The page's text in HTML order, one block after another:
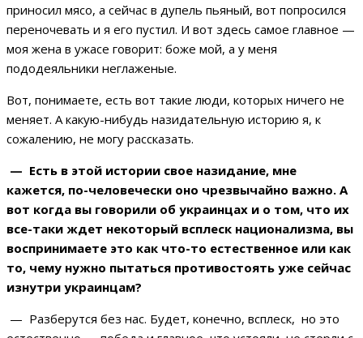
приносил мясо, а сейчас в дупель пьяный, вот попросился
переночевать и я его пустил. И вот здесь самое главное —
моя жена в ужасе говорит: боже мой, а у меня
пододеяльники неглаженые.
Вот, понимаете, есть вот такие люди, которых ничего не
меняет. А какую-нибудь назидательную историю я, к
сожалению, не могу рассказать.
— Есть в этой истории свое назидание, мне
кажется, по-человечески оно чрезвычайно важно. А
вот когда вы говорили об украинцах и о том, что их
все-таки ждет некоторый всплеск национализма, вы
воспринимаете это как что-то естественное или как
то, чему нужно пытаться противостоять уже сейчас
изнутри украинцам?
— Разберутся без нас. Будет, конечно, всплеск, но это